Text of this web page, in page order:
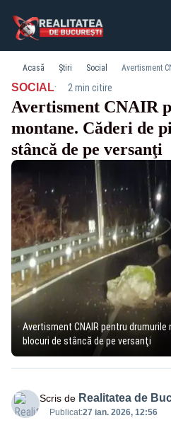
Acasă Știri Social
SOCIAL· 2 min citire
Avertisment CNAIR
montane. Căderi de
stâncă de pe versanţi
Avertisment CNAIR pentru drumurile
blocuri de stâncă de pe versanţi
Scris de Realitatea de
Publicat:27 ian. 2026, 12:56